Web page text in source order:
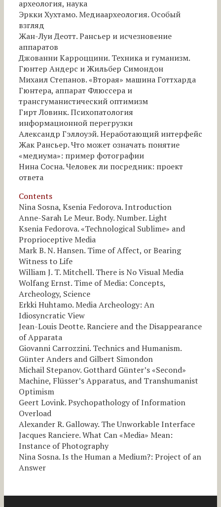
археология, наука
Эркки Хухтамо. Медиаархеология. Особый
взгляд
Жан-Луи Деотт. Рансьер и исчезновение
аппаратов
Джованни Карроццини. Техника и гуманизм.
Гюнтер Андерс и Жильбер Симондон
Михаил Степанов. «Вторая» машина Готтхарда
Гюнтера, аппарат Флюссера и
трансгуманистический оптимизм
Гирт Ловинк. Психопатология
информационной перегрузки
Александр Гэллоуэй. Неработающий интерфейс
Жак Рансьер. Что может означать понятие
«медиума»: пример фотографии
Нина Сосна. Человек ли посредник: проект
ответа
Contents
Nina Sosna, Ksenia Fedorova. Introduction
Anne-Sarah Le Meur. Body. Number. Light
Ksenia Fedorova. «Technological Sublime» and
Proprioceptive Media
Mark B. N. Hansen. Time of Affect, or Bearing
Witness to Life
William J. T. Mitchell. There is No Visual Media
Wolfang Ernst. Time of Media: Concepts,
Archeology, Science
Erkki Huhtamo. Media Archeology: An
Idiosyncratic View
Jean-Louis Deotte. Ranciere and the Disappearance
of Apparata
Giovanni Carrozzini. Technics and Humanism.
Günter Anders and Gilbert Simondon
Michail Stepanov. Gotthard Günter’s «Second»
Machine, Flüsser’s Apparatus, and Transhumanist
Optimism
Geert Lovink. Psychopathology of Information
Overload
Alexander R. Galloway. The Unworkable Interface
Jacques Ranciere. What Can «Media» Mean:
Instance of Photography
Nina Sosna. Is the Human a Medium?: Project of an
Answer